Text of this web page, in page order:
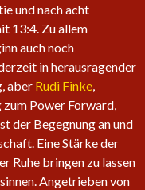
und nach acht
13:4. Zu allem
auch noch
in herausragender
aber Rudi Finke,
Power Forward,
der Begegnung an und
Eine Stärke der
Ruhe bringen zu lassen
Angetrieben von